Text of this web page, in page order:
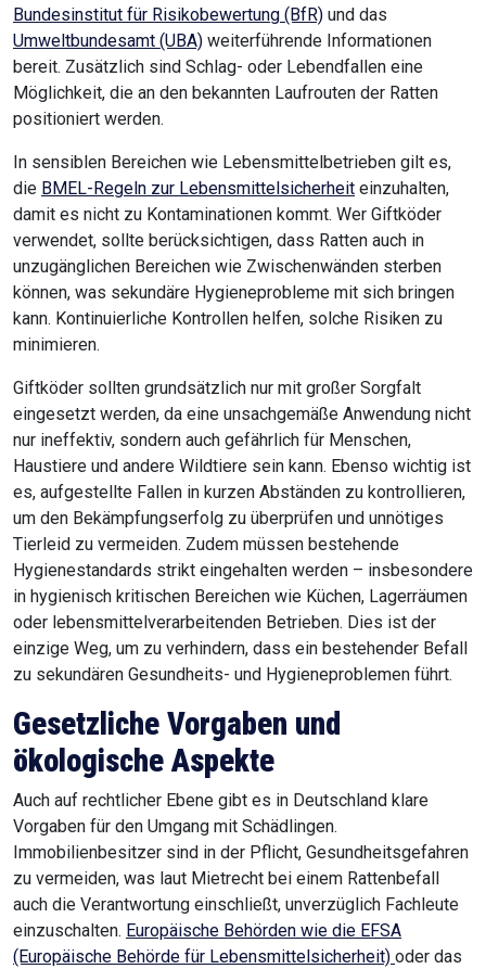
Bundesinstitut für Risikobewertung (BfR) und das
Umweltbundesamt (UBA) weiterführende Informationen
bereit. Zusätzlich sind Schlag- oder Lebendfallen eine
Möglichkeit, die an den bekannten Laufrouten der Ratten
positioniert werden.
In sensiblen Bereichen wie Lebensmittelbetrieben gilt es,
die BMEL-Regeln zur Lebensmittelsicherheit einzuhalten,
damit es nicht zu Kontaminationen kommt. Wer Giftköder
verwendet, sollte berücksichtigen, dass Ratten auch in
unzugänglichen Bereichen wie Zwischenwänden sterben
können, was sekundäre Hygieneprobleme mit sich bringen
kann. Kontinuierliche Kontrollen helfen, solche Risiken zu
minimieren.
Giftköder sollten grundsätzlich nur mit großer Sorgfalt
eingesetzt werden, da eine unsachgemäße Anwendung nicht
nur ineffektiv, sondern auch gefährlich für Menschen,
Haustiere und andere Wildtiere sein kann. Ebenso wichtig ist
es, aufgestellte Fallen in kurzen Abständen zu kontrollieren,
um den Bekämpfungserfolg zu überprüfen und unnötiges
Tierleid zu vermeiden. Zudem müssen bestehende
Hygienestandards strikt eingehalten werden – insbesondere
in hygienisch kritischen Bereichen wie Küchen, Lagerräumen
oder lebensmittelverarbeitenden Betrieben. Dies ist der
einzige Weg, um zu verhindern, dass ein bestehender Befall
zu sekundären Gesundheits- und Hygieneproblemen führt.
Gesetzliche Vorgaben und
ökologische Aspekte
Auch auf rechtlicher Ebene gibt es in Deutschland klare
Vorgaben für den Umgang mit Schädlingen.
Immobilienbesitzer sind in der Pflicht, Gesundheitsgefahren
zu vermeiden, was laut Mietrecht bei einem Rattenbefall
auch die Verantwortung einschließt, unverzüglich Fachleute
einzuschalten. Europäische Behörden wie die EFSA
(Europäische Behörde für Lebensmittelsicherheit) oder das